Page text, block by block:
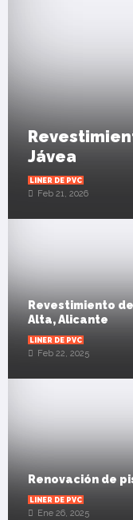
Jávea
LINER DE PVC
Feb 21, 2026
Revestimiento
Alta, Alicante
LINER DE PVC
Feb 22, 2025
Renovación de
LINER DE PVC
Ene 26, 2025